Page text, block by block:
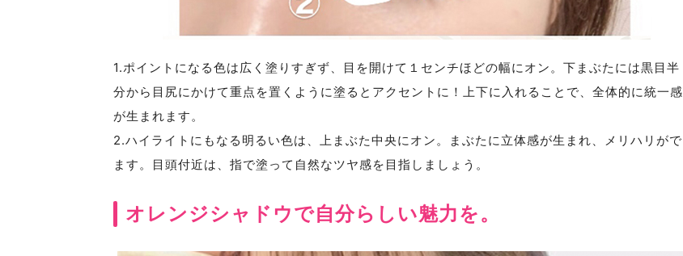
1.ポイントになる色は広く塗りすぎず、目を開けて１センチほどの幅にオン。下まぶたには黒目半
分から目尻にかけて重点を置くように塗るとアクセントに！上下に入れることで、全体的に統一感
が生まれます。
2.ハイライトにもなる明るい色は、上まぶた中央にオン。まぶたに立体感が生まれ、メリハリがで
ます。目頭付近は、指で塗って自然なツヤ感を目指しましょう。
オレンジシャドウで自分らしい魅力を。